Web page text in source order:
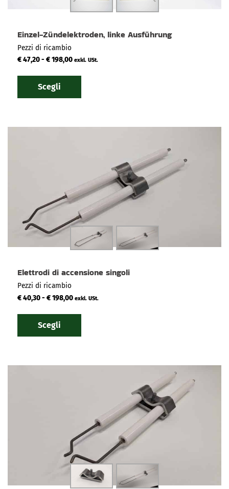
Einzel-Zündelektroden, linke Ausführung
Pezzi di ricambio
€47,20- €198,00 exkl. USt.
Scegli
Elettrodi di accensione singoli
Pezzi di ricambio
€40,30- €198,00 exkl. USt.
Scegli